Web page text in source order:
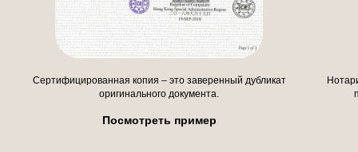
Сертифицированная копия – это заверенный дубликат
оригинального документа.
Посмотреть пример